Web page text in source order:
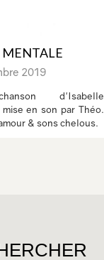
MENTALE
2019
d'Isabelle
en son par Théo.
& sons chelous.